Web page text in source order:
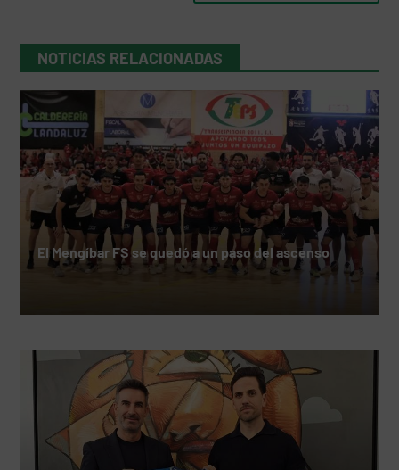
NOTICIAS RELACIONADAS
El Mengíbar FS se quedó a un paso del ascenso